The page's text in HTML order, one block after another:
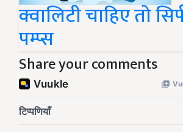
क्वालिटी चाहिए तो
पम्प्स
Share your comments